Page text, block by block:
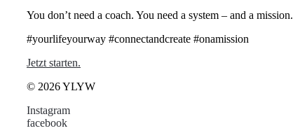
You don’t need a coach. You need a system – and a mission.
#yourlifeyourway #connectandcreate #onamission
Jetzt starten.
© 2026 YLYW
Instagram
facebook